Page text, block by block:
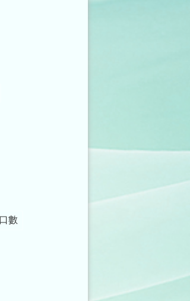
數